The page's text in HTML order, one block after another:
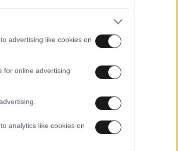
advertising like cookies on
for online advertising
analytics like cookies on